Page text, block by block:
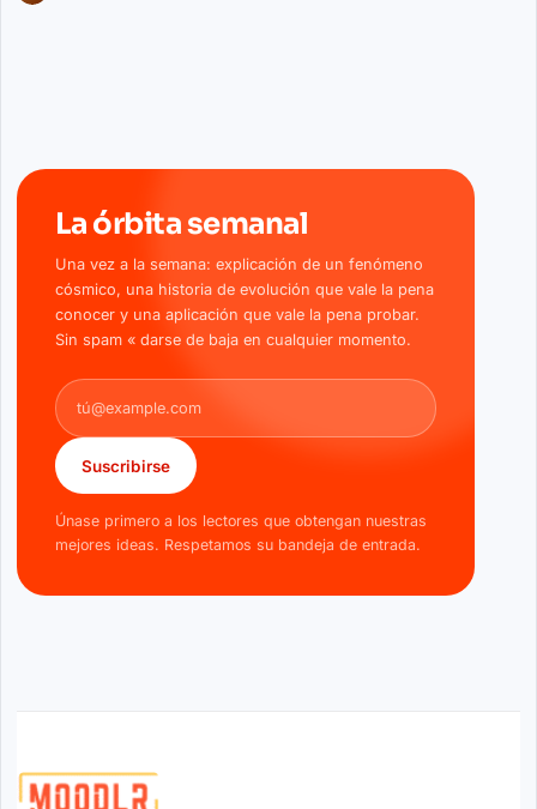
La órbita semanal
Una vez a la semana: explicación de un fenómeno
cósmico, una historia de evolución que vale la pena
conocer y una aplicación que vale la pena probar.
Sin spam « darse de baja en cualquier momento.
Dirección de correo electrónico
Suscribirse
Únase primero a los lectores que obtengan nuestras
mejores ideas. Respetamos su bandeja de entrada.